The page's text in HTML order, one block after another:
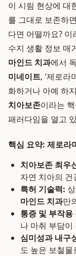
이 시림 현상에 대
를 그대로 보존하
다면 어떨까요?
수지 생활 정보 매
마인드 치과에서
미네이트, '제로라
화하거나 아예 하
치아보존이라는
패러다임을 열고
핵심 요약: 제로라
치아보존 최우
자연 치아의 건
특허 기술력:
마인드 치과만
통증 및 부작용
나 마취 부담
심미성과 내구
도 높은 보철